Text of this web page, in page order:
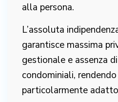
alla persona.
L’assoluta
garantisce massima
gestionale e assenza
condominiali,
particolarmente